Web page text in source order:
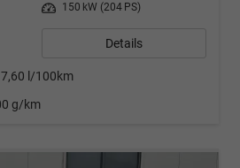
Leistung 150 kW (204 PS)
Details
7,60 l/100km
g/km